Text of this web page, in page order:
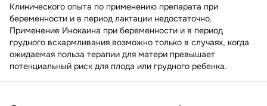
Клинического опыта по применению препарата при
беременности и в период лактации недостаточно.
Применение Инокаина при беременности и в период
грудного вскармливания возможно только в случаях, когда
ожидаемая польза терапии для матери превышает
потенциальный риск для плода или грудного ребенка.